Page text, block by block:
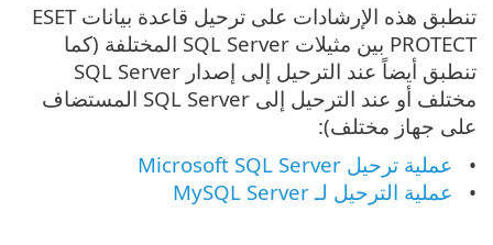
تنطبق هذه الإرشادات على ترحيل قاعدة بيانات ESET
PROTECT بين مثيلات SQL Server المختلفة (كما
تنطبق أيضاً عند الترحيل إلى إصدار SQL Server
مختلف أو عند الترحيل إلى SQL Server المستضاف
على جهاز مختلف):
عملية ترحيل Microsoft SQL Server
عملية الترحيل لـ MySQL Server